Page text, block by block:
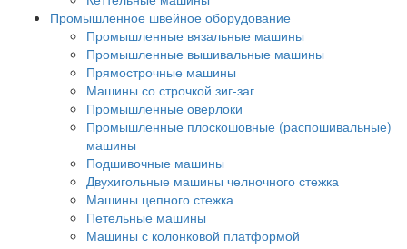
Промышленное швейное оборудование
Промышленные вязальные машины
Промышленные вышивальные машины
Прямострочные машины
Машины со строчкой зиг-заг
Промышленные оверлоки
Промышленные плоскошовные (распошивальные)
машины
Подшивочные машины
Двухигольные машины челночного стежка
Машины цепного стежка
Петельные машины
Машины с колонковой платформой